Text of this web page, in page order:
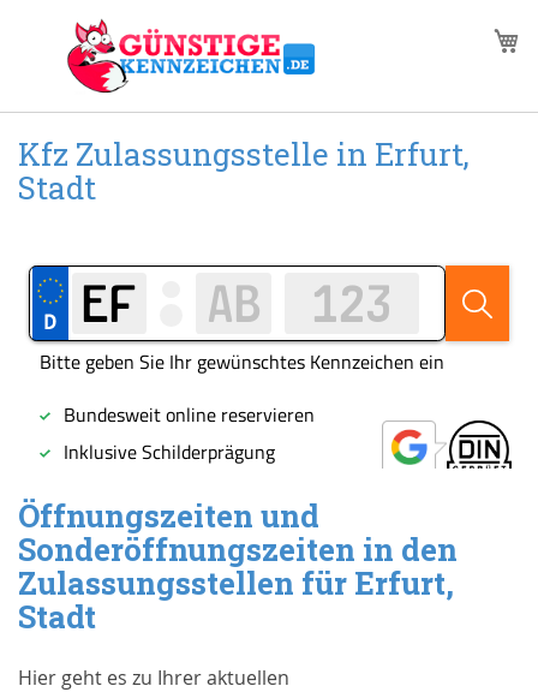
springen
Kfz Zulassungsstelle in Erfurt,
Stadt
Öffnungszeiten und
Sonderöffnungszeiten in den
Zulassungsstellen für Erfurt,
Stadt
Hier geht es zu Ihrer aktuellen